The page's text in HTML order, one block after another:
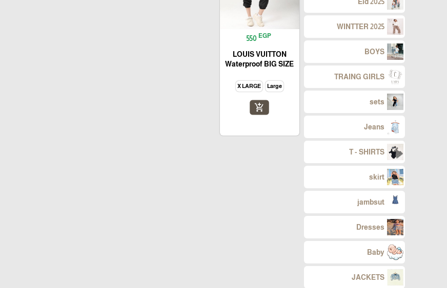
WINTTER 2025
BOYS
TRAING GIRLS
sets
Jeans
T - SHIRTS
skirt
jambsut
Dresses
Baby
JACKETS
550 EGP
LOUIS VUITTON
Waterproof BIG SIZE
Large
X LARGE
add_shopping_cart